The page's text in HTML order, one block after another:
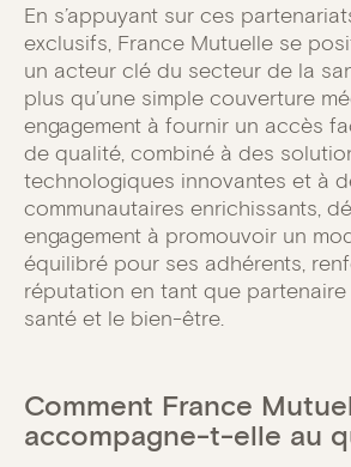
En s’appuyant sur ces
exclusifs, France Mutuelle se
un acteur clé du secteur de la
plus qu’une simple couverture
engagement à fournir un accès
de qualité, combiné à des
technologiques innovantes et à
communautaires enrichissants,
engagement à promouvoir un
équilibré pour ses adhérents,
réputation en tant que
santé et le bien-être.
Comment France
accompagne-t-elle au